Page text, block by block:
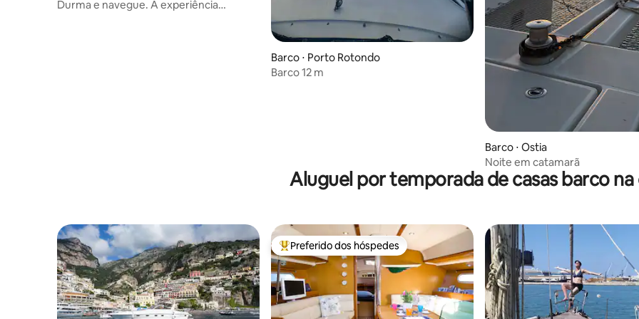
Durma e navegue. A experiência
Barco ⋅ Porto Rotondo
Barco 12 m
Barco ⋅ Ostia
Noite em catamarã
Aluguel por temporada de casas barco na
Entre os melhores preferidos dos hóspedes
Preferido dos hóspedes